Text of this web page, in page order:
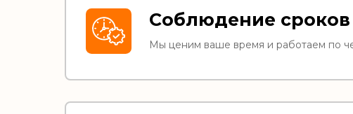
Соблюдение сроков
Мы ценим ваше время и работаем по